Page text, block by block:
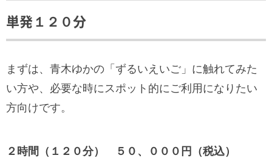
単発１２０分
まずは、青木ゆかの「ずるいえいご」に触れてみた
い方や、必要な時にスポット的にご利用になりたい
方向けです。
２時間（１２０分） ５０、０００円（税込）